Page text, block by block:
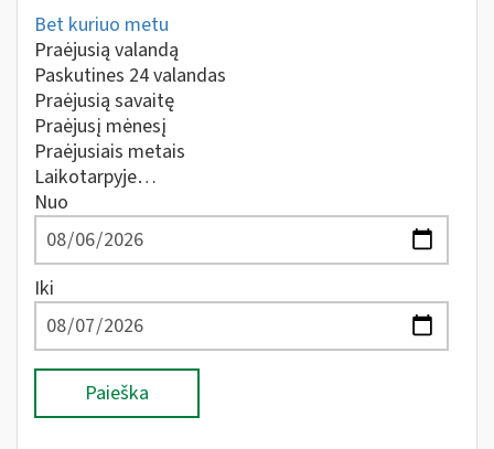
Bet kuriuo metu
Praėjusią valandą
Paskutines 24 valandas
Praėjusią savaitę
Praėjusį mėnesį
Praėjusiais metais
Laikotarpyje…
Nuo
Iki
Paieška